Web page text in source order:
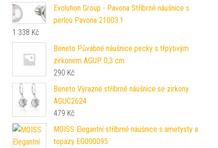
Evolution Group - Pavona Stříbrné náušnice s
perlou Pavona 21003.1
1 338 Kč
Beneto Půvabné náušnice pecky s třpytivým
zirkonem AGUP 0,3 cm
290 Kč
Beneto Výrazné stříbrné náušnice se zirkony
AGUC2624
479 Kč
MOISS Elegantní stříbrné náušnice s ametysty a
topazy EG000095